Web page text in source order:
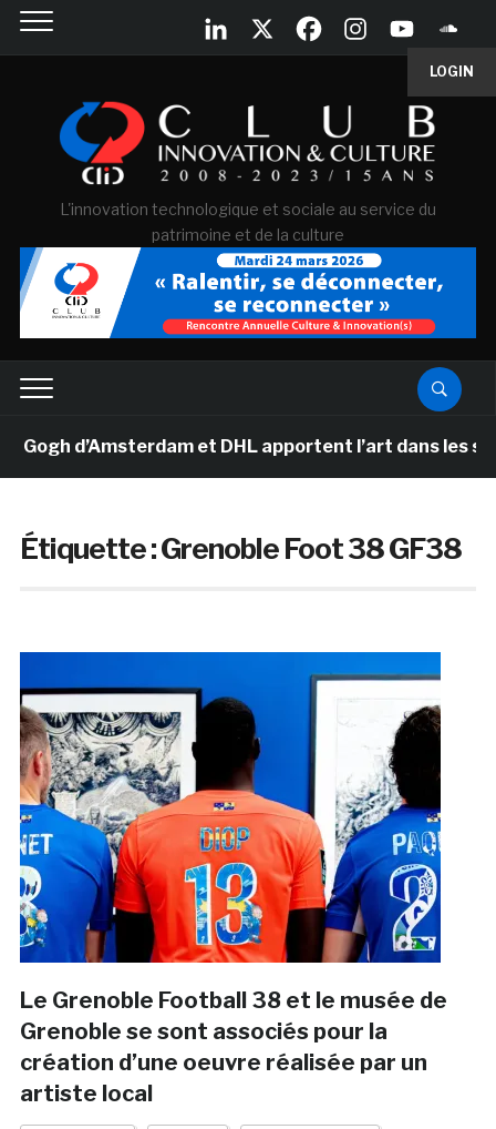
LOGIN
L'innovation technologique et sociale au service du
patrimoine et de la culture
d’Amsterdam et DHL apportent l’art dans les
Étiquette :Grenoble Foot 38 GF38
Le Grenoble Football 38 et le musée de
Grenoble se sont associés pour la
création d’une oeuvre réalisée par un
artiste local